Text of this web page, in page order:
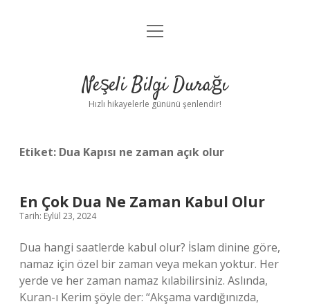
Anasayfa
Yasal Uyarı
menüyü
Neşeli Bilgi Durağı
Hızlı hikayelerle gününü şenlendir!
Etiket: Dua Kapısı ne zaman açık olur
En Çok Dua Ne Zaman Kabul Olur
Tarih: Eylül 23, 2024
Dua hangi saatlerde kabul olur? İslam dinine göre,
namaz için özel bir zaman veya mekan yoktur. Her
yerde ve her zaman namaz kılabilirsiniz. Aslında,
Kuran-ı Kerim şöyle der: “Akşama vardığınızda,